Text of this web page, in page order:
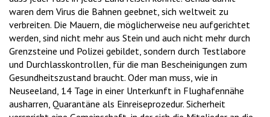
waren dem Virus die Bahnen geebnet, sich weltweit zu
verbreiten. Die Mauern, die möglicherweise neu aufgerichtet
werden, sind nicht mehr aus Stein und auch nicht mehr durch
Grenzsteine und Polizei gebildet, sondern durch Testlabore
und Durchlasskontrollen, für die man Bescheinigungen zum
Gesundheitszustand braucht. Oder man muss, wie in
Neuseeland, 14 Tage in einer Unterkunft in Flughafennähe
ausharren, Quarantäne als Einreiseprozedur. Sicherheit